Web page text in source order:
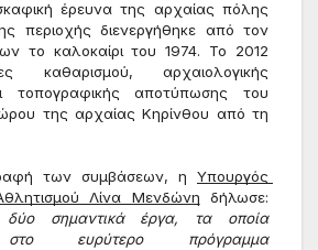
έρευνα της αρχαίας πόλης
περιοχής διενεργήθηκε από τον
το καλοκαίρι του 1974. Το 2012
καθαρισμού, αρχαιολογικής
τοπογραφικής αποτύπωσης του
της αρχαίας Κηρίνθου από τη
των συμβάσεων, η Υπουργός
Λίνα Μενδώνη
δύο σημαντικά έργα, τα οποία
στο ευρύτερο πρόγραμμα